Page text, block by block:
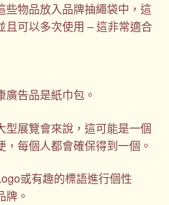
些物品放入品牌抽繩袋中，這
且可以多次使用 – 這非常適合
告品是紙巾包。
型展覽會來說，這可能是一個
每個人都會確保得到一個。
或有趣的標語進行個性
牌。